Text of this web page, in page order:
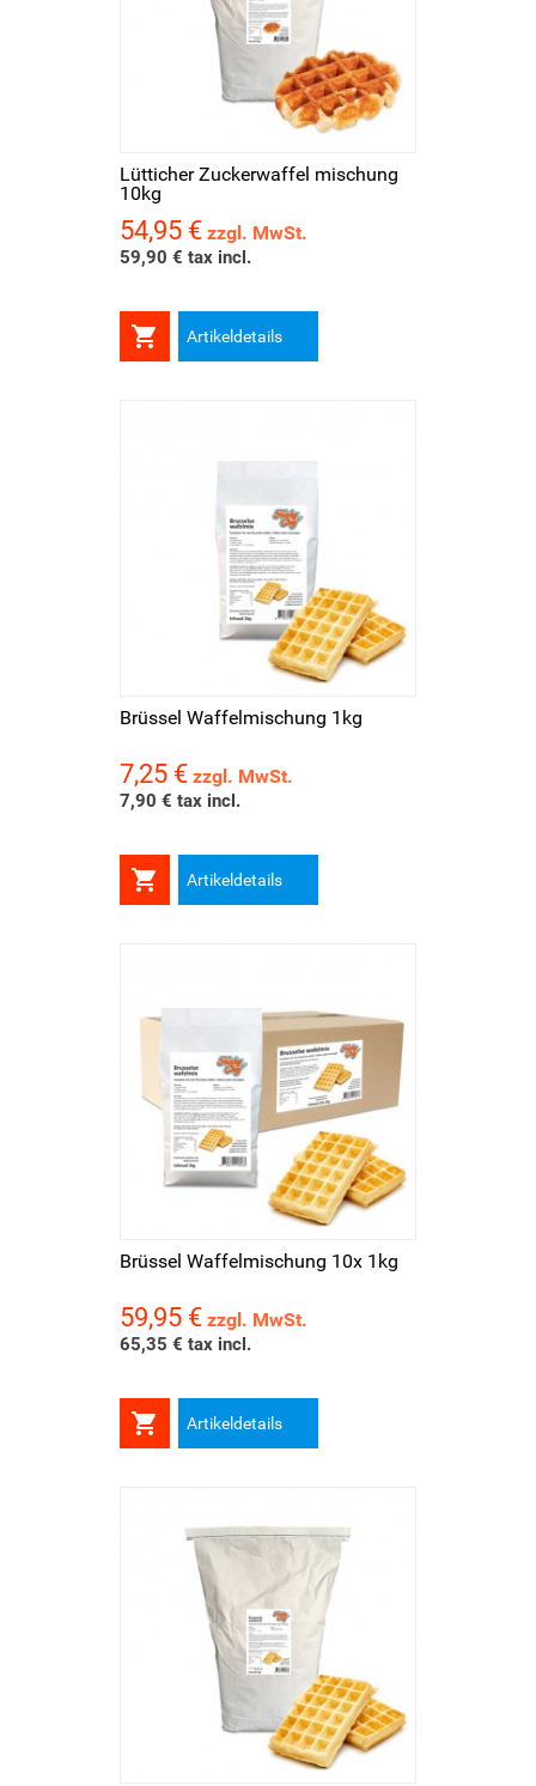
Lütticher Zuckerwaffel mischung
10kg
Preis
54,95 € zzgl. MwSt.
59,90 € tax incl.
 Artikeldetails
Brüssel Waffelmischung 1kg
Preis
7,25 € zzgl. MwSt.
7,90 € tax incl.
 Artikeldetails
Brüssel Waffelmischung 10x 1kg
Preis
59,95 € zzgl. MwSt.
65,35 € tax incl.
 Artikeldetails